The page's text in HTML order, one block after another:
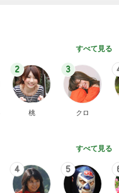
すべて見る
2
桃
3
クロ
すべて見る
4 5